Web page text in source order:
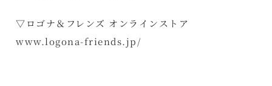
▽ロゴナ＆フレンズ オンラインストア
www.logona-friends.jp/